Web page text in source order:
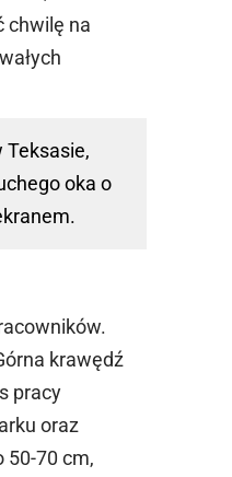
chwilę na
oka o
krawędź
pracy
oraz
50-70 cm,